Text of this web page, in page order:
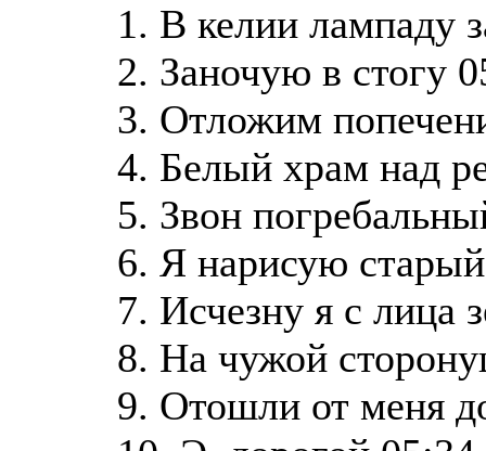
1. В келии лампаду
2. Заночую в стогу
3. Отложим
4. Белый храм над
5. Звон
6. Я нарисую
7. Исчезну я с лица
8. На чужой
9. Отошли от меня